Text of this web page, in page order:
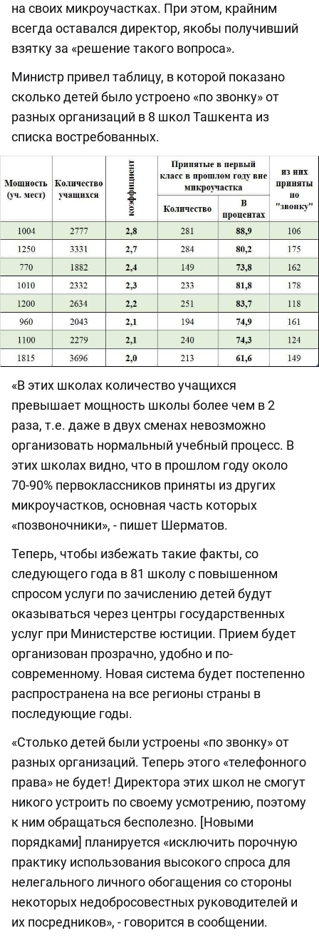
на своих микроучастках. При этом, крайним
всегда оставался директор, якобы получивший
взятку за «решение такого вопроса».
Министр привел таблицу, в которой показано
сколько детей было устроено «по звонку» от
разных организаций в 8 школ Ташкента из
списка востребованных.
«В этих школах количество учащихся
превышает мощность школы более чем в 2
раза, т.е. даже в двух сменах невозможно
организовать нормальный учебный процесс. В
этих школах видно, что в прошлом году около
70-90% первоклассников приняты из других
микроучастков, основная часть которых
«позвоночники», - пишет Шерматов.
Теперь, чтобы избежать такие факты, со
следующего года в 81 школу с повышенном
спросом услуги по зачислению детей будут
оказываться через центры государственных
услуг при Министерстве юстиции. Прием будет
организован прозрачно, удобно и по-
современному. Новая система будет постепенно
распространена на все регионы страны в
последующие годы.
«Столько детей были устроены «по звонку» от
разных организаций. Теперь этого «телефонного
права» не будет! Директора этих школ не смогут
никого устроить по своему усмотрению, поэтому
к ним обращаться бесполезно. [Новыми
порядками] планируется «исключить порочную
практику использования высокого спроса для
нелегального личного обогащения со стороны
некоторых недобросовестных руководителей и
их посредников», - говорится в сообщении.